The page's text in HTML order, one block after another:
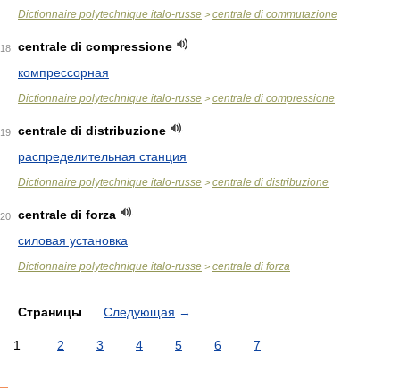
Dictionnaire polytechnique italo-russe > centrale di commutazione
18
centrale di compressione
компрессорная
Dictionnaire polytechnique italo-russe > centrale di compressione
19
centrale di distribuzione
распределительная станция
Dictionnaire polytechnique italo-russe > centrale di distribuzione
20
centrale di forza
силовая установка
Dictionnaire polytechnique italo-russe > centrale di forza
Страницы Следующая →
1 2 3 4 5 6 7